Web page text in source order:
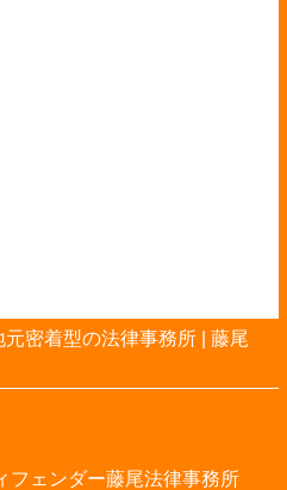
密着型の法律事務所 | 藤尾
フェンダー藤尾法律事務所